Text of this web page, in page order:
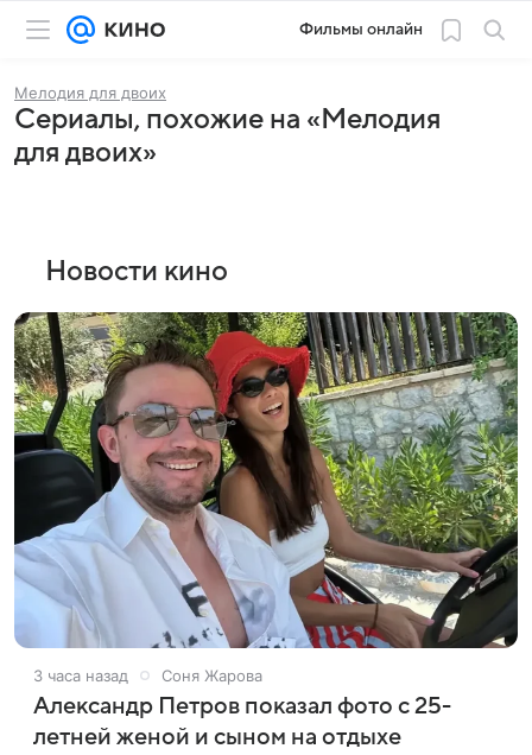
Фильмы онлайн
Мелодия для двоих
Сериалы, похожие на «Мелодия
для двоих»
Новости кино
3 часа назад Соня Жарова
Александр Петров показал фото с 25-
летней женой и сыном на отдыхе